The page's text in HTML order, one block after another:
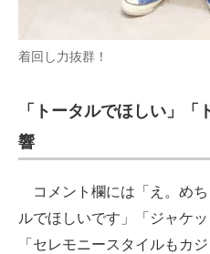
着回し力抜群！
「トータルでほしい」
響
コメント欄には「え。め
ルでほしいです」「ジャケ
「セレモニースタイルもカ